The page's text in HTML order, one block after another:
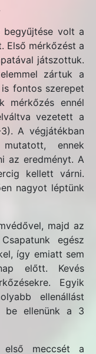
volt a
Első mérkőzést a
játszottuk.
zártuk a
fontos szerepet
mérkőzés ennél
vezetett a
A végjátékban
ennek
az eredményt. A
kellett várni.
nagyot léptünk
majd az
egész
így emiatt sem
előtt. Kevés
Egyik
ellenállást
be ellenünk a 3
első meccsét a